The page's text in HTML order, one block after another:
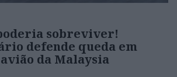
sobreviver!
defende queda em
da Malaysia